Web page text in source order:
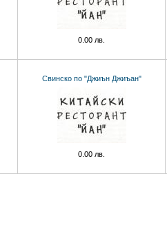
0.00 лв.
Свинско по "Джиън Джиъан"
0.00 лв.